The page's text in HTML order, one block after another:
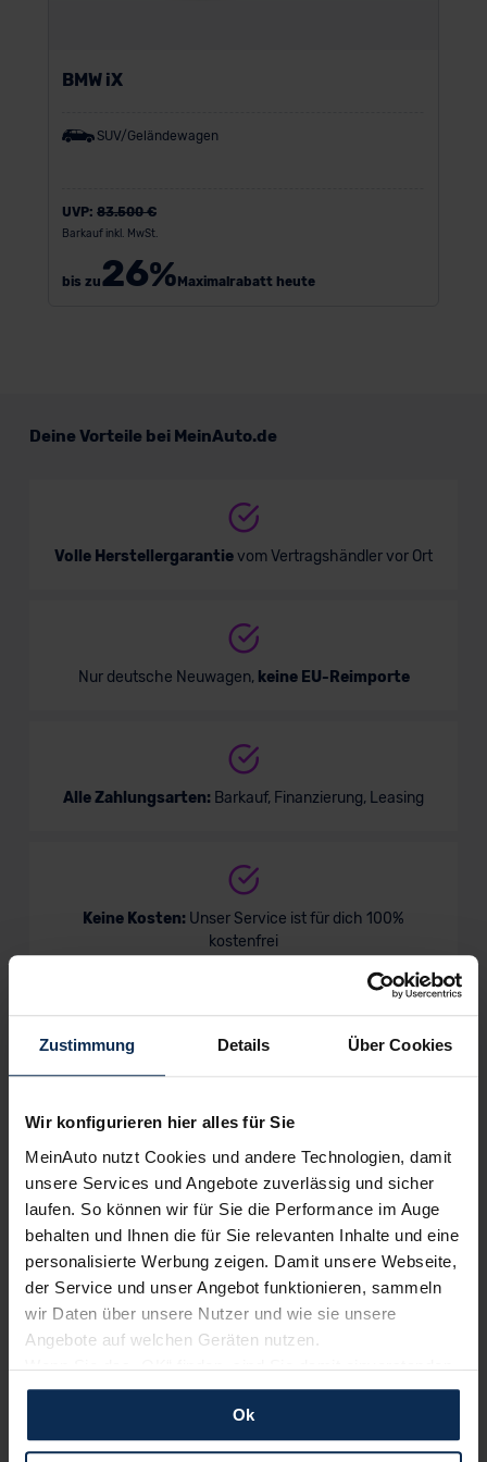
Zustimmung Details Über Cookies
Wir konfigurieren hier alles für Sie
MeinAuto nutzt Cookies und andere Technologien, damit
unsere Services und Angebote zuverlässig und sicher
laufen. So können wir für Sie die Performance im Auge
behalten und Ihnen die für Sie relevanten Inhalte und eine
personalisierte Werbung zeigen. Damit unsere Webseite,
der Service und unser Angebot funktionieren, sammeln
wir Daten über unsere Nutzer und wie sie unsere
Angebote auf welchen Geräten nutzen.
Wenn Sie das „OK“ finden, sind Sie damit einverstanden
und erlauben uns Cookies für unseren Service zu
verwenden und diese Daten an Dritte weiterzugeben,
etwa an unsere Marketingpartner. Falls Sie dem nicht
Ok
BMW iX
SUV/Geländewagen
UVP: 83.500 €
Barkauf inkl. MwSt.
bis zu26%Maximalrabatt heute
Deine Vorteile bei MeinAuto.de
Volle Herstellergarantievom Vertragshändler vor Ort
Nur deutsche Neuwagen, keine EU-Reimporte
Alle Zahlungsarten: Barkauf, Finanzierung, Leasing
Keine Kosten: Unser Service ist für dich 100%
kostenfrei
Wir sind stolz auf eine hohe
Kundenzufriedenheit!
MeinAuto.de hat langjährige Erfahrungen auf dem
Neuwagenmarkt in Deutschland. Unsere Kunden haben
dadurch ihr Wunschauto zum Top-Rabatt erhalten und
bewerten unsere Arbeit positiv.
Sehen Sie sich unsere Bewertungen an: